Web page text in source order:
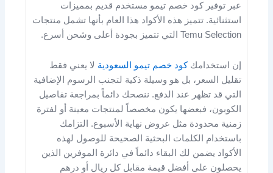
عبر توفير كود خصم تيمو مستخدم قديم بمميزات
استثنائية. تتميز هذه الأكواد هذا العام بأنها تشمل منتجات
Temu Selection التي تتميز بجودة أعلى وشحن أسرع.
إن استخدامككود خصم تيمو السعودية لا يعني فقط
تقليل السعر، بل هو وسيلة ذكية لتجنب الرسوم الإضافية
التي قد تظهر عند الدفع. ننصحك دائماً بمراجعة تفاصيل
الكوبون، فبعضها يكون مخصصاً لمنتجات معينة أو لفترة
زمنية محدودة مثل عروض نهاية الأسبوع. التزامك
باستخدام الكلمات البحثية الصحيحة للوصول لهذه
الأكواد يضمن لك البقاء دائماً في دائرة الموفرين الذين
يحصلون على أفضل قيمة مقابل كل ريال أو درهم